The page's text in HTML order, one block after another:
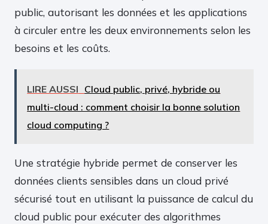
public, autorisant les données et les applications
à circuler entre les deux environnements selon les
besoins et les coûts.
LIRE AUSSI Cloud public, privé, hybride ou
multi-cloud : comment choisir la bonne solution
cloud computing ?
Une stratégie hybride permet de conserver les
données clients sensibles dans un cloud privé
sécurisé tout en utilisant la puissance de calcul du
cloud public pour exécuter des algorithmes